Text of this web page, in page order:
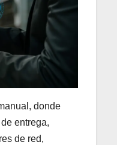
donde
entrega,
de red,